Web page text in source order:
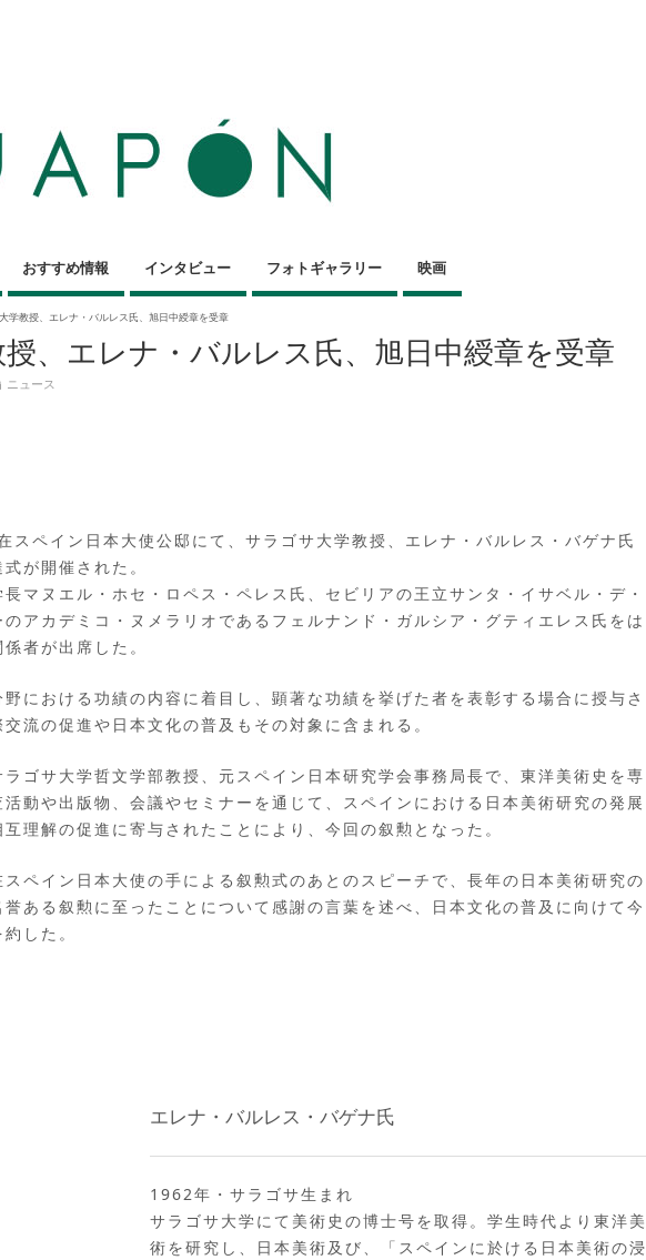
おすすめ情報 インタビュー フォトギャラリー 映画
学教授、エレナ・バルレス氏、旭日中綬章を受章
、エレナ・バルレス氏、旭日中綬章を受章
ニュース
スペイン日本大使公邸にて、サラゴサ大学教授、エレナ・バルレス・バゲナ氏
が開催された。
マヌエル・ホセ・ロペス・ペレス氏、セビリアの王立サンタ・イサベル・デ・
アカデミコ・ヌメラリオであるフェルナンド・ガルシア・グティエレス氏をは
者が出席した。
における功績の内容に着目し、顕著な功績を挙げた者を表彰する場合に授与さ
流の促進や日本文化の普及もその対象に含まれる。
ゴサ大学哲文学部教授、元スペイン日本研究学会事務局長で、東洋美術史を専
動や出版物、会議やセミナーを通じて、スペインにおける日本美術研究の発展
理解の促進に寄与されたことにより、今回の叙勲となった。
ペイン日本大使の手による叙勲式のあとのスピーチで、長年の日本美術研究の
ある叙勲に至ったことについて感謝の言葉を述べ、日本文化の普及に向けて今
した。
エレナ・バルレス・バゲナ氏
1962年・サラゴサ生まれ
サラゴサ大学にて美術史の博士号を取得。学生時代より東洋美
術を研究し、日本美術及び、「スペインに於ける日本美術の浸